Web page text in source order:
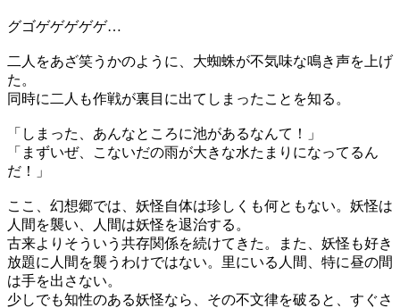
グゴゲゲゲゲゲ…
二人をあざ笑うかのように、大蜘蛛が不気味な鳴き声を上げ
た。
同時に二人も作戦が裏目に出てしまったことを知る。
「しまった、あんなところに池があるなんて！」
「まずいぜ、こないだの雨が大きな水たまりになってるん
だ！」
ここ、幻想郷では、妖怪自体は珍しくも何ともない。妖怪は
人間を襲い、人間は妖怪を退治する。
古来よりそういう共存関係を続けてきた。また、妖怪も好き
放題に人間を襲うわけではない。里にいる人間、特に昼の間
は手を出さない。
少しでも知性のある妖怪なら、その不文律を破ると、すぐさ